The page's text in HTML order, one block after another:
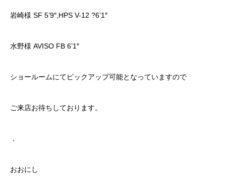
岩崎様 SF 5’9″,HPS V-12 ?6’1″
水野様 AVISO FB 6’1″
ショールームにてピックアップ可能となっていますので
ご来店お待ちしております。
．
おおにし